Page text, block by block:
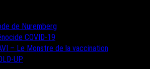
de Nuremberg
COVID-19
– Le Monstre de la vaccination
UP